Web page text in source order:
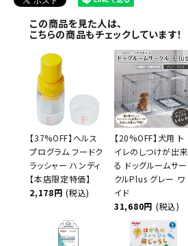
この商品を見た人は、
こちらの商品もチェックしています！
【37%OFF】ヘルス
プログラム フードク
ラッシャー ハンディ
【本店限定特価】
2,178円 (税込)
【20%OFF】犬用 ト
イレのしつけが出来
る ドッグルームサー
クルPlus グレー ワ
イド
31,680円 (税込)